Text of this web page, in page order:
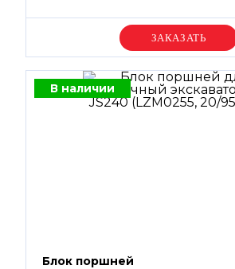
Уточняйте цену
В наличии
Блок поршней